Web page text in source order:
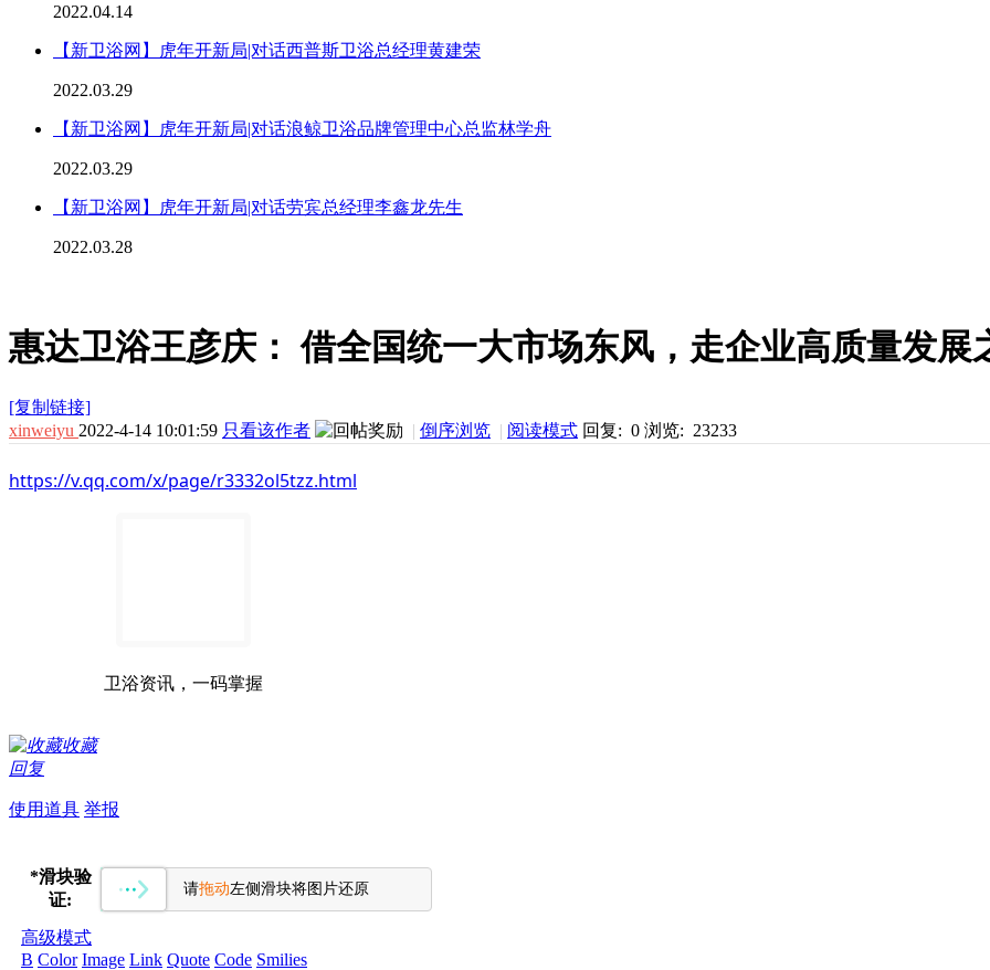
2022.04.14
【新卫浴网】虎年开新局|对话西普斯卫浴总经理黄建荣
2022.03.29
【新卫浴网】虎年开新局|对话浪鲸卫浴品牌管理中心总监林学舟
2022.03.29
【新卫浴网】虎年开新局|对话劳宾总经理李鑫龙先生
2022.03.28
惠达卫浴王彦庆： 借全国统一大市场东风，走企业高质量发展
[复制链接]
xinweiyu 2022-4-14 10:01:59 只看该作者 | 倒序浏览 | 阅读模式 回复: 0 浏览: 23233
https://v.qq.com/x/page/r3332ol5tzz.html
卫浴资讯，一码掌握
收藏
回复
使用道具 举报
*滑块验
证:
请拖动左侧滑块将图片还原
高级模式
B Color Image Link Quote Code Smilies